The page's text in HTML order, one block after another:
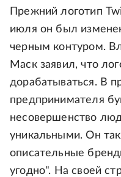
Прежний логотип
июля он был
черным контуром.
Маск заявил, что
дорабатываться. В
предпринимателя
несовершенство
уникальными. Он
описательные
угодно". На своей